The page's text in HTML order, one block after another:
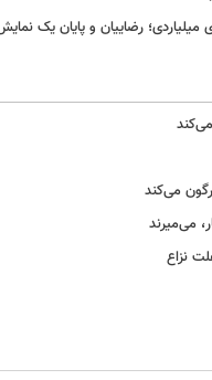
رضاییان و پایان یک
می‌کند